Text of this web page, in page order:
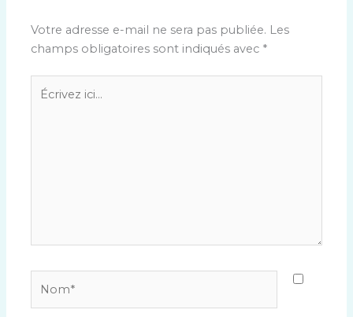
Votre adresse e-mail ne sera pas publiée. Les
champs obligatoires sont indiqués avec *
Écrivez